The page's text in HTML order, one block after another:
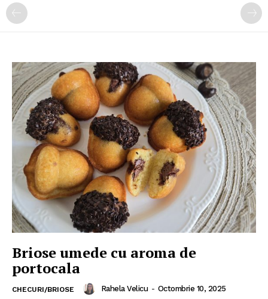
Briose umede cu aroma de
portocala
CHECURI/BRIOSE Rahela Velicu - Octombrie 10, 2025